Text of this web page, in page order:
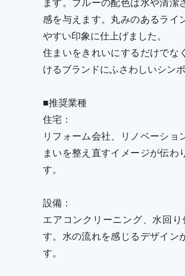
感を与えます。丸みのあるライ
やすい印象に仕上げました。
住まいをきれいにするだけでな
けるブランドにふさわしいシンボ
■推奨業種
住宅：
リフォーム会社、リノベーシ
まいを整え直すイメージが伝わ
す。
設備：
エアコンクリーニング、水回
す。水の流れを感じるデザイン
す。